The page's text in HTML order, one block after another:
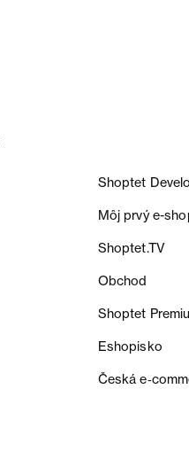
Shoptet
Môj prvý e-
Shoptet.TV
Obchod
Shoptet
Eshopisko
Česká